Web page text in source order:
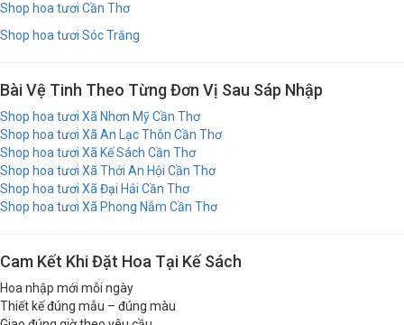
Shop hoa tươi Cần Thơ
Shop hoa tươi Sóc Trăng
Bài Vệ Tinh Theo Từng Đơn Vị Sau Sáp Nhập
Shop hoa tươi Xã Nhơn Mỹ Cần Thơ
Shop hoa tươi Xã An Lạc Thôn Cần Thơ
Shop hoa tươi Xã Kế Sách Cần Thơ
Shop hoa tươi Xã Thới An Hội Cần Thơ
Shop hoa tươi Xã Đại Hải Cần Thơ
Shop hoa tươi Xã Phong Nẫm Cần Thơ
Cam Kết Khi Đặt Hoa Tại Kế Sách
Hoa nhập mới mỗi ngày
Thiết kế đúng mẫu – đúng màu